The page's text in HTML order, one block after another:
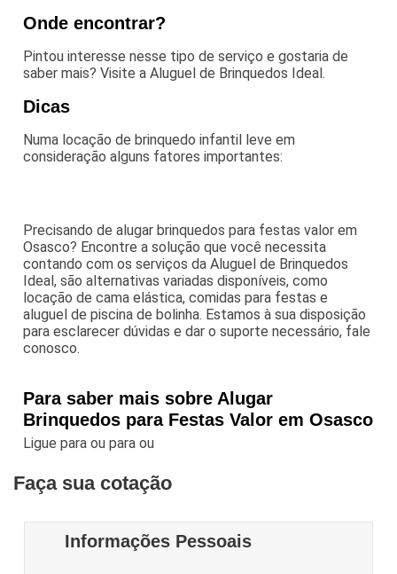
Onde encontrar?
Pintou interesse nesse tipo de serviço e gostaria de
saber mais? Visite a Aluguel de Brinquedos Ideal.
Dicas
Numa locação de brinquedo infantil leve em
consideração alguns fatores importantes:
Precisando de alugar brinquedos para festas valor em
Osasco? Encontre a solução que você necessita
contando com os serviços da Aluguel de Brinquedos
Ideal, são alternativas variadas disponíveis, como
locação de cama elástica, comidas para festas e
aluguel de piscina de bolinha. Estamos à sua disposição
para esclarecer dúvidas e dar o suporte necessário, fale
conosco.
Para saber mais sobre Alugar
Brinquedos para Festas Valor em Osasco
Ligue paraou paraou
Faça sua cotação
Informações Pessoais